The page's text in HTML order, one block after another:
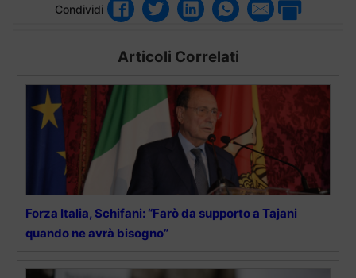
Condividi
Articoli Correlati
Forza Italia, Schifani: “Farò da supporto a Tajani
quando ne avrà bisogno”